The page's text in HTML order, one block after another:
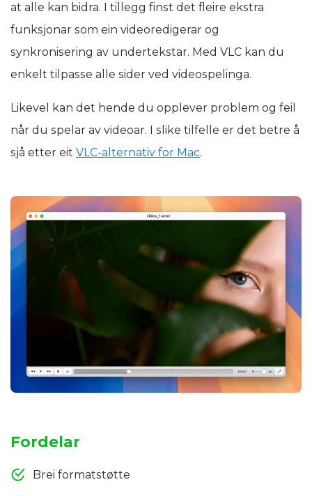
at alle kan bidra. I tillegg finst det fleire ekstra
funksjonar som ein videoredigerar og
synkronisering av undertekstar. Med VLC kan du
enkelt tilpasse alle sider ved videospelinga.
Likevel kan det hende du opplever problem og feil
når du spelar av videoar. I slike tilfelle er det betre å
sjå etter eit VLC-alternativ for Mac.
Fordelar
Brei formatstøtte